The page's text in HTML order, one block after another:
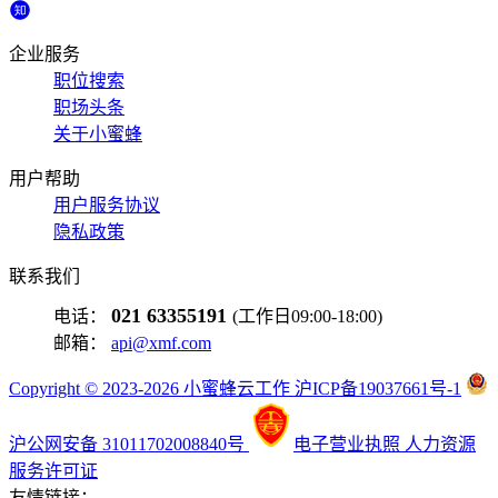
企业服务
职位搜索
职场头条
关于小蜜蜂
用户帮助
用户服务协议
隐私政策
联系我们
电话： 021 63355191 (工作日09:00-18:00)
邮箱： api@xmf.com
Copyright © 2023-2026 小蜜蜂云工作 沪ICP备19037661号-1
沪公网安备 31011702008840号 电子营业执照 人力资源
服务许可证